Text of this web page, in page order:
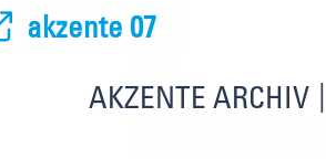
akzente 07
AKZENTE ARCHIV